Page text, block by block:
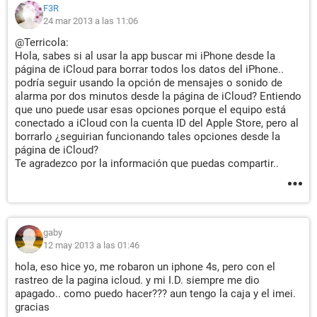
F3R
24 mar 2013 a las 11:06
@Terricola:
Hola, sabes si al usar la app buscar mi iPhone desde la
página de iCloud para borrar todos los datos del iPhone..
podría seguir usando la opción de mensajes o sonido de
alarma por dos minutos desde la página de iCloud? Entiendo
que uno puede usar esas opciones porque el equipo está
conectado a iCloud con la cuenta ID del Apple Store, pero al
borrarlo ¿seguirian funcionando tales opciones desde la
página de iCloud?
Te agradezco por la información que puedas compartir..
gaby
12 may 2013 a las 01:46
hola, eso hice yo, me robaron un iphone 4s, pero con el
rastreo de la pagina icloud. y mi I.D. siempre me dio
apagado.. como puedo hacer??? aun tengo la caja y el imei.
gracias